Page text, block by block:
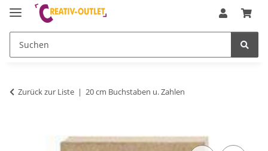
Zurück zur Liste 20 cm Buchstaben u. Zahlen